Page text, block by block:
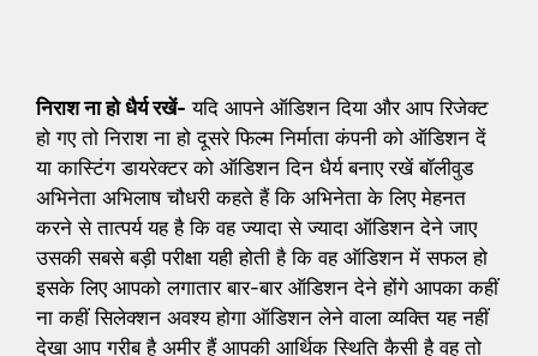
निराश ना हो धैर्य रखें- यदि आपने ऑडिशन दिया और आप रिजेक्ट
हो गए तो निराश ना हो दूसरे फिल्म निर्माता कंपनी को ऑडिशन दें
या कास्टिंग डायरेक्टर को ऑडिशन दिन धैर्य बनाए रखें बॉलीवुड
अभिनेता अभिलाष चौधरी कहते हैं कि अभिनेता के लिए मेहनत
करने से तात्पर्य यह है कि वह ज्यादा से ज्यादा ऑडिशन देने जाए
उसकी सबसे बड़ी परीक्षा यही होती है कि वह ऑडिशन में सफल हो
इसके लिए आपको लगातार बार-बार ऑडिशन देने होंगे आपका कहीं
ना कहीं सिलेक्शन अवश्य होगा ऑडिशन लेने वाला व्यक्ति यह नहीं
देखा आप गरीब है अमीर हैं आपकी आर्थिक स्थिति कैसी है वह तो